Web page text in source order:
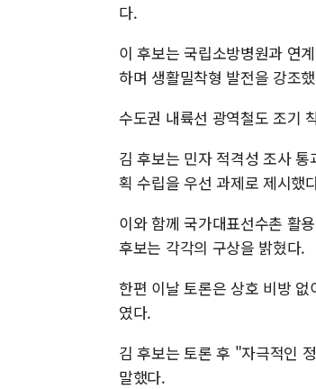
다.
이 후보는 국립소방병원과 연
하며 생활밀착형 발전을 강조
수도권 내륙선 광역철도 조기
김 후보는 민자 적격성 조사
획 수립을 우선 과제로 제시했
이와 함께 국가대표선수촌 활
후보는 각각의 구상을 밝혔다.
한편 이날 토론은 상호 비방
였다.
김 후보는 토론 후 "자극적인
말했다.